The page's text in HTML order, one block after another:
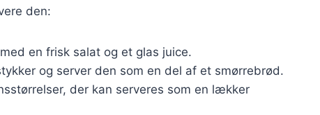
den:
en frisk salat og et glas juice.
og server den som en del af et smørrebrød.
der kan serveres som en lækker